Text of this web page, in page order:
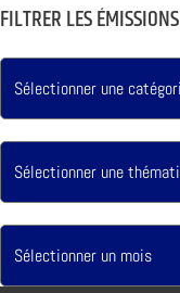
FILTRER LES ÉMISSIONS